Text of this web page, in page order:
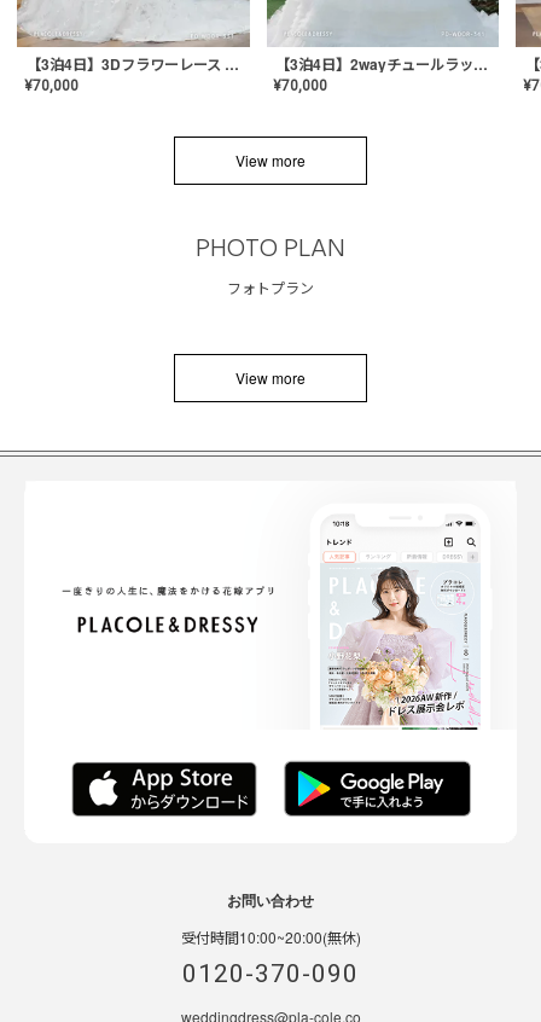
【3泊4日】3Dフラワーレース ドレス〈PD-WDOR-331〉
¥70,000
【3泊4日】2wayチュールラッフルドレス〈PD-WDOR-341RTL〉
¥70,000 ¥
View more
PHOTO PLAN
フォトプラン
View more
お問い合わせ
受付時間10:00~20:00(無休)
0120-370-090
weddingdress@pla-cole.co